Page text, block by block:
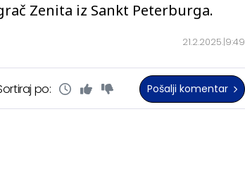
21.2.2025. 9:49
Zenita iz Sankt Peterburga.
po: Pošalji komentar